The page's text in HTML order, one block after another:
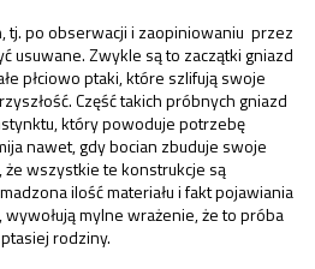
tj. po obserwacji i zaopiniowaniu przez
usuwane. Zwykle są to zaczątki gniazd
płciowo ptaki, które szlifują swoje
Część takich próbnych gniazd
który powoduje potrzebę
nawet, gdy bocian zbuduje swoje
wszystkie te konstrukcje są
ilość materiału i fakt pojawiania
mylne wrażenie, że to próba
rodziny.